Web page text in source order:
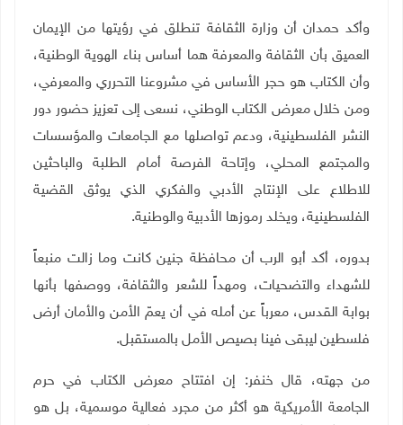
وأكد حمدان أن وزارة الثقافة تنطلق في رؤيتها من الإيمان
العميق بأن الثقافة والمعرفة هما أساس بناء الهوية الوطنية،
وأن الكتاب هو حجر الأساس في مشروعنا التحرري والمعرفي،
ومن خلال معرض الكتاب الوطني، نسعى إلى تعزيز حضور دور
النشر الفلسطينية، ودعم تواصلها مع الجامعات والمؤسسات
والمجتمع المحلي، وإتاحة الفرصة أمام الطلبة والباحثين
للاطلاع على الإنتاج الأدبي والفكري الذي يوثق القضية
الفلسطينية، ويخلد رموزها الأدبية والوطنية.
بدوره، أكد أبو الرب أن محافظة جنين كانت وما زالت منبعاً
للشهداء والتضحيات، ومهداً للشعر والثقافة، ووصفها بأنها
بوابة القدس، معرباً عن أمله في أن يعمّ الأمن والأمان أرض
فلسطين ليبقى فينا بصيص الأمل بالمستقبل.
من جهته، قال خنفر: إن افتتاح معرض الكتاب في حرم
الجامعة الأمريكية هو أكثر من مجرد فعالية موسمية، بل هو